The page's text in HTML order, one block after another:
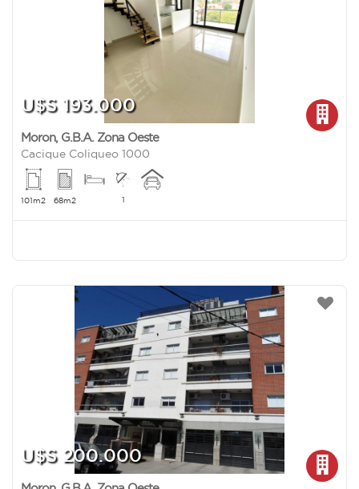
U$S 193.000
Moron, G.B.A. Zona Oeste
Cacique Coliqueo 1000
101m2 68m2 1
U$S 200.000